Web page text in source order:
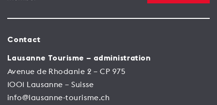
Contact
Lausanne Tourisme – administration
Avenue de Rhodanie 2 – CP 975
1001 Lausanne – Suisse
info@lausanne-tourisme.ch